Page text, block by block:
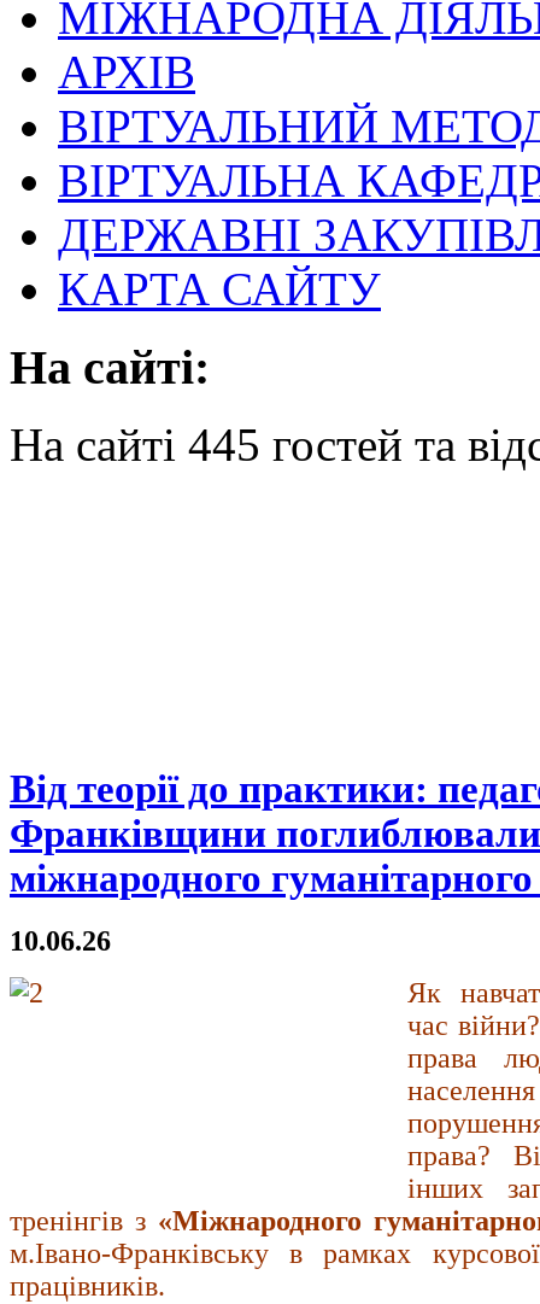
МІЖНАРОДНА
АРХІВ
ВІРТУАЛЬНИЙ
ВІРТУАЛЬНА
ДЕРЖАВНІ
КАРТА САЙТУ
На сайті:
На сайті 445 гостей та
Від теорії до практики:
Франківщини поглиблювали
міжнародного
10.06.26
Як
час
права
права?
інших
тренінгів з «Міжнародного
м.Івано-Франківську в рамках
працівників.